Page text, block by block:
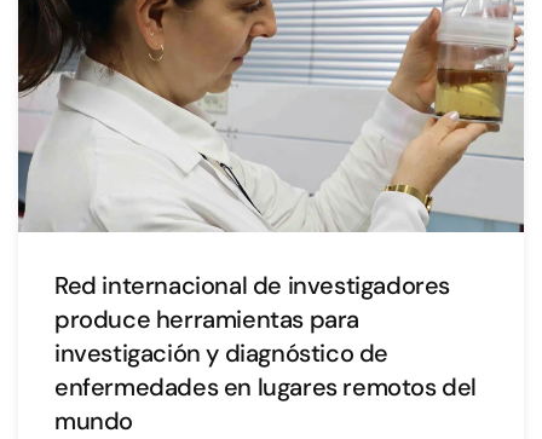
Red internacional de investigadores
produce herramientas para
investigación y diagnóstico de
enfermedades en lugares remotos del
mundo